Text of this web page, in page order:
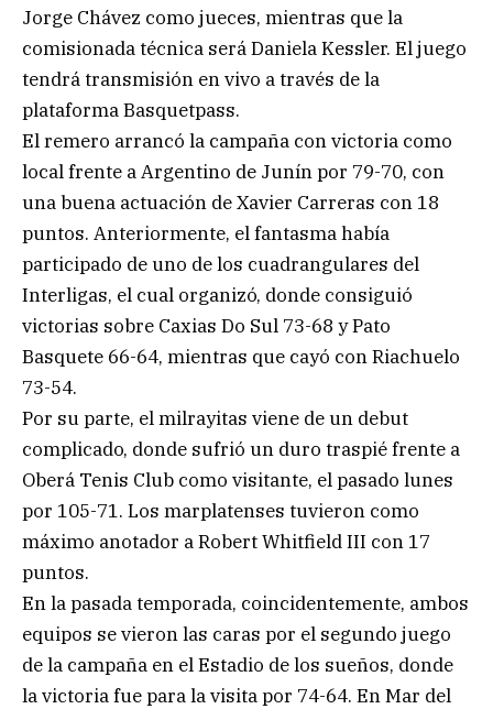
Jorge Chávez como jueces, mientras que la
comisionada técnica será Daniela Kessler. El juego
tendrá transmisión en vivo a través de la
plataforma Basquetpass.
El remero arrancó la campaña con victoria como
local frente a Argentino de Junín por 79-70, con
una buena actuación de Xavier Carreras con 18
puntos. Anteriormente, el fantasma había
participado de uno de los cuadrangulares del
Interligas, el cual organizó, donde consiguió
victorias sobre Caxias Do Sul 73-68 y Pato
Basquete 66-64, mientras que cayó con Riachuelo
73-54.
Por su parte, el milrayitas viene de un debut
complicado, donde sufrió un duro traspié frente a
Oberá Tenis Club como visitante, el pasado lunes
por 105-71. Los marplatenses tuvieron como
máximo anotador a Robert Whitfield III con 17
puntos.
En la pasada temporada, coincidentemente, ambos
equipos se vieron las caras por el segundo juego
de la campaña en el Estadio de los sueños, donde
la victoria fue para la visita por 74-64. En Mar del